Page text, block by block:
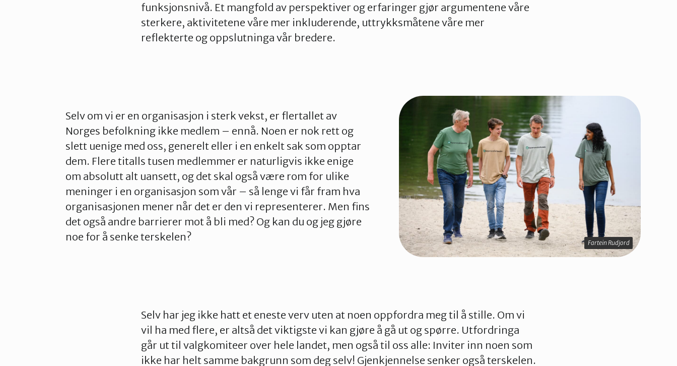
funksjonsnivå. Et mangfold av perspektiver og erfaringer gjør argumentene våre
sterkere, aktivitetene våre mer inkluderende, uttrykksmåtene våre mer
reflekterte og oppslutninga vår bredere.
Selv om vi er en organisasjon i sterk vekst, er flertallet av
Norges befolkning ikke medlem – ennå. Noen er nok rett og
slett uenige med oss, generelt eller i en enkelt sak som opptar
dem. Flere titalls tusen medlemmer er naturligvis ikke enige
om absolutt alt uansett, og det skal også være rom for ulike
meninger i en organisasjon som vår – så lenge vi får fram hva
organisasjonen mener når det er den vi representerer. Men fins
det også andre barrierer mot å bli med? Og kan du og jeg gjøre
noe for å senke terskelen?
Fartein Rudjord
Selv har jeg ikke hatt et eneste verv uten at noen oppfordra meg til å stille. Om vi
vil ha med flere, er altså det viktigste vi kan gjøre å gå ut og spørre. Utfordringa
går ut til valgkomiteer over hele landet, men også til oss alle: Inviter inn noen som
ikke har helt samme bakgrunn som deg selv! Gjenkjennelse senker også terskelen.